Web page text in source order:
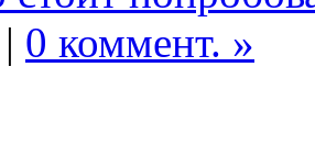
| 0 коммент. »